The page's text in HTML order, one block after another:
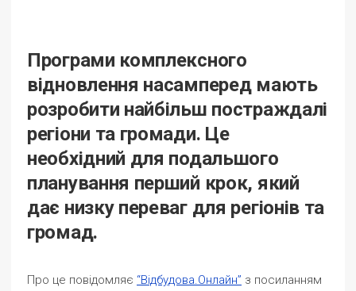
Програми комплексного
відновлення насамперед мають
розробити найбільш постраждалі
регіони та громади. Це
необхідний для подальшого
планування перший крок, який
дає низку переваг для регіонів та
громад.
Про це повідомляє “Відбудова.Онлайн” з посиланням